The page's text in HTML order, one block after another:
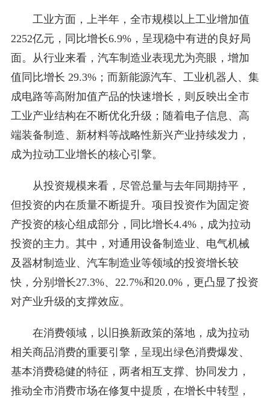
工业方面，上半年，全市规模以上工业增加值
2252亿元，同比增长6.9%，呈现稳中有进的良好局
面。从行业来看，汽车制造业表现尤为亮眼，增加
值同比增长 29.3%；而新能源汽车、工业机器人、集
成电路等高附加值产品的快速增长，则反映出全市
工业产业结构在不断优化升级；随着电子信息、高
端装备制造、新材料等战略性新兴产业持续发力，
成为拉动工业增长的核心引擎。
从投资规模来看，尽管总量与去年同期持平，
但投资的内在质量不断提升。项目投资作为固定资
产投资的核心组成部分，同比增长4.4%，成为拉动
投资的主力。其中，对通用设备制造业、电气机械
及器材制造业、汽车制造业等领域的投资增长较
快，分别增长27.3%、22.7%和20.0%，更凸显了投资
对产业升级的支撑效应。
在消费领域，以旧换新政策的落地，成为拉动
相关商品消费的重要引擎，呈现出绿色消费爆发、
基本消费稳健的特征，两者相互支撑、协同发力，
推动全市消费市场在修复中提质，在增长中转型，